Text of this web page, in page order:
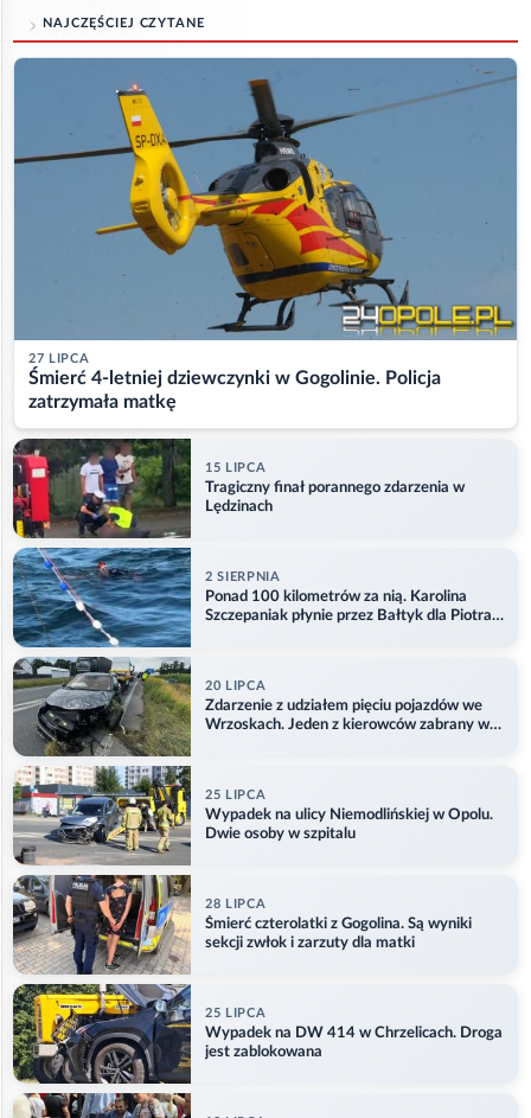
NAJCZĘŚCIEJ CZYTANE
27 LIPCA
Śmierć 4-letniej dziewczynki w Gogolinie. Policja
zatrzymała matkę
15 LIPCA
Tragiczny finał porannego zdarzenia w
Lędzinach
2 SIERPNIA
Ponad 100 kilometrów za nią. Karolina
Szczepaniak płynie przez Bałtyk dla Piotra.
20 LIPCA
Zdarzenie z udziałem pięciu pojazdów we
Wrzoskach. Jeden z kierowców zabrany w
25 LIPCA
Wypadek na ulicy Niemodlińskiej w Opolu.
Dwie osoby w szpitalu
28 LIPCA
Śmierć czterolatki z Gogolina. Są wyniki
sekcji zwłok i zarzuty dla matki
25 LIPCA
Wypadek na DW 414 w Chrzelicach. Droga
jest zablokowana